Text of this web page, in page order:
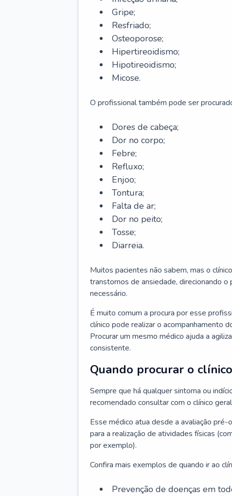
Gripe;
Resfriado;
Osteoporose;
Hipertireoidismo;
Hipotireoidismo;
Micose.
O profissional também pode ser
Dores de cabeça;
Dor no corpo;
Febre;
Refluxo;
Enjoo;
Tontura;
Falta de ar;
Dor no peito;
Tosse;
Diarreia.
Muitos pacientes não sabem, mas o
transtornos de ansiedade, direcionando
necessário.
É muito comum a procura por esse
clínico pode realizar o acompanhamento
Procurar um mesmo médico ajuda a
consistente.
Quando procurar o
Sempre que há qualquer sintoma ou
recomendado consultar com o clínico
Esse médico atua desde a avaliação pré-
para a realização de atividades físicas
por exemplo).
Confira mais exemplos de quando ir ao
Prevenção de doenças em